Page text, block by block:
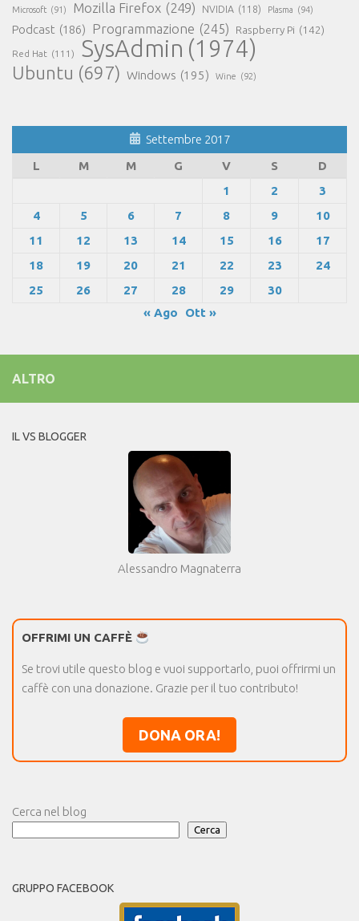
Microsoft (91) Mozilla Firefox (249) NVIDIA (118) Plasma (94)
Podcast (186) Programmazione (245) Raspberry Pi (142)
Red Hat (111) SysAdmin (1974)
Ubuntu (697) Windows (195) Wine (92)
Settembre 2017
L
M M G V S
D
1
2
3
4
5 6 7 8 9
10
11
12 13 14 15 16
17
18
19 20 21 22 23
24
25
26 27 28 29
30
« Ago
Ott »
ALTRO
IL VS BLOGGER
Alessandro Magnaterra
OFFRIMI UN CAFFÈ
Se trovi utile questo blog e vuoi supportarlo, puoi offrirmi un
caffè con una donazione. Grazie per il tuo contributo!
DONA ORA!
Cerca nel blog
Cerca
GRUPPO FACEBOOK